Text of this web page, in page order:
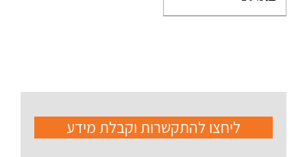
ליחצו להתקשרות וקבלת מידע